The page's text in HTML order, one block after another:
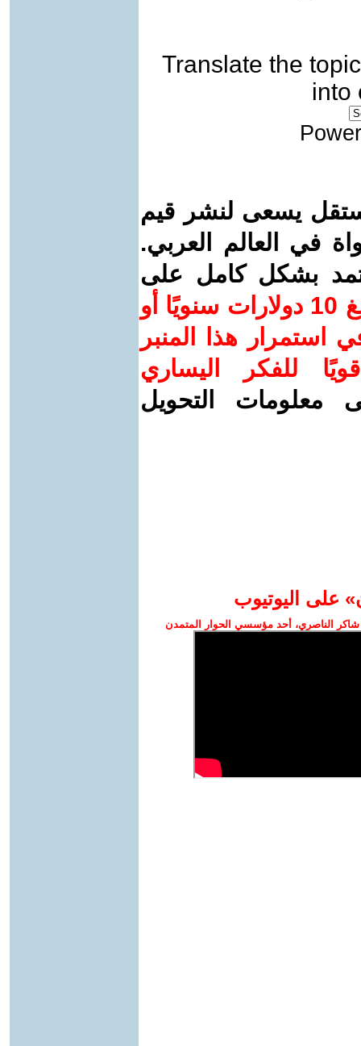
Translate the topic
into
يسعى لنشر قيم
في العالم العربي.
بشكل كامل على
ساهم/ي معنا! بدعمكم بمبلغ 10 دولارات سنويًا أو
استمرار هذا المنبر
للفكر اليساري
معلومات التحويل
على اليوتيوب
الناصري، أحد مؤسسي الحوار المتمدن